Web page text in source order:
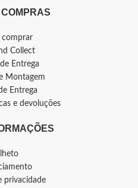
comprar
Collect
Entrega
Montagem
Entrega
e devoluções
privacidade